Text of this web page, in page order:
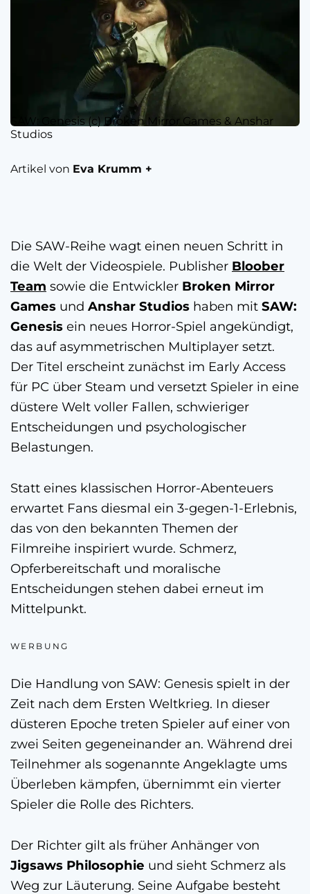
SAW: Genesis (c) Broken Mirror Games & Anshar
Studios
Artikel von Eva Krumm +
Die SAW-Reihe wagt einen neuen Schritt in
die Welt der Videospiele. Publisher Bloober
Team sowie die Entwickler Broken Mirror
Games und Anshar Studios haben mit SAW:
Genesis ein neues Horror-Spiel angekündigt,
das auf asymmetrischen Multiplayer setzt.
Der Titel erscheint zunächst im Early Access
für PC über Steam und versetzt Spieler in eine
düstere Welt voller Fallen, schwieriger
Entscheidungen und psychologischer
Belastungen.
Statt eines klassischen Horror-Abenteuers
erwartet Fans diesmal ein 3-gegen-1-Erlebnis,
das von den bekannten Themen der
Filmreihe inspiriert wurde. Schmerz,
Opferbereitschaft und moralische
Entscheidungen stehen dabei erneut im
Mittelpunkt.
WERBUNG
Die Handlung von SAW: Genesis spielt in der
Zeit nach dem Ersten Weltkrieg. In dieser
düsteren Epoche treten Spieler auf einer von
zwei Seiten gegeneinander an. Während drei
Teilnehmer als sogenannte Angeklagte ums
Überleben kämpfen, übernimmt ein vierter
Spieler die Rolle des Richters.
Der Richter gilt als früher Anhänger von
Jigsaws Philosophie und sieht Schmerz als
Weg zur Läuterung. Seine Aufgabe besteht